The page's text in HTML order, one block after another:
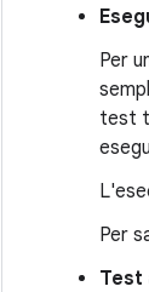
Per
test
Per
Test